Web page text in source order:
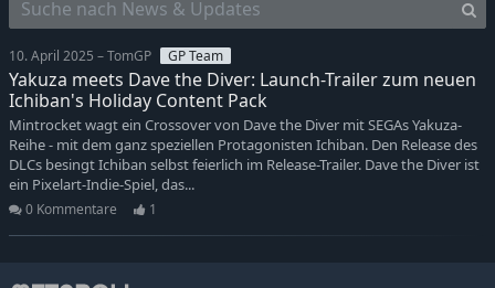
10. April 2025 – TomGP GP Team
Yakuza meets Dave the Diver: Launch-Trailer zum neuen
Ichiban's Holiday Content Pack
Mintrocket wagt ein Crossover von Dave the Diver mit SEGAs Yakuza-
Reihe - mit dem ganz speziellen Protagonisten Ichiban. Den Release des
DLCs besingt Ichiban selbst feierlich im Release-Trailer. Dave the Diver ist
ein Pixelart-Indie-Spiel, das...
0 Kommentare 1